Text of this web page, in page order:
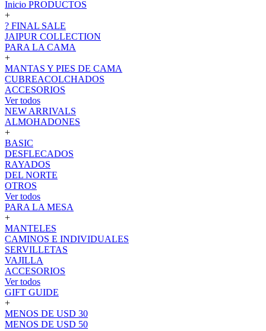
Inicio PRODUCTOS
+
? FINAL SALE
JAIPUR COLLECTION
PARA LA CAMA
+
MANTAS Y PIES DE CAMA
CUBREACOLCHADOS
ACCESORIOS
Ver todos
NEW ARRIVALS
ALMOHADONES
+
BASIC
DESFLECADOS
RAYADOS
DEL NORTE
OTROS
Ver todos
PARA LA MESA
+
MANTELES
CAMINOS E INDIVIDUALES
SERVILLETAS
VAJILLA
ACCESORIOS
Ver todos
GIFT GUIDE
+
MENOS DE USD 30
MENOS DE USD 50